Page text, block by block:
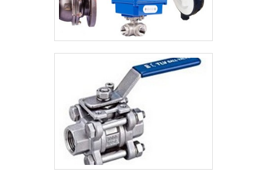
possíveis por contar com escritório de alta
qualidade onde são realizadas as atividades
e equipamentos de última geração.Tudo
isso, somado à performance de uma
equipe multidisciplinar de consultores
associados e profissionais com vasta
experiência na área de atuação, fecha o
ciclo de entrega com excelência para toda
a carteira de clientes.